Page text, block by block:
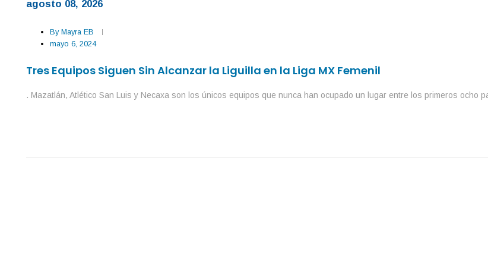
agosto 08, 2026
By Mayra EB
mayo 6, 2024
Tres Equipos Siguen Sin Alcanzar la Liguilla en la Liga MX Femenil
. Mazatlán, Atlético San Luis y Necaxa son los únicos equipos que nunca han ocupado un lugar entre los primeros ocho